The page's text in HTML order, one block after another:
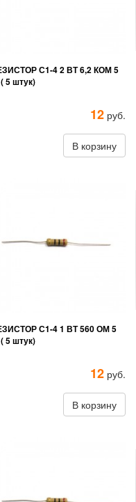
С1-4 2 ВТ 6,2 КОМ 5
5 штук)
12 руб.
В корзину
С1-4 1 ВТ 560 ОМ 5
5 штук)
12 руб.
В корзину